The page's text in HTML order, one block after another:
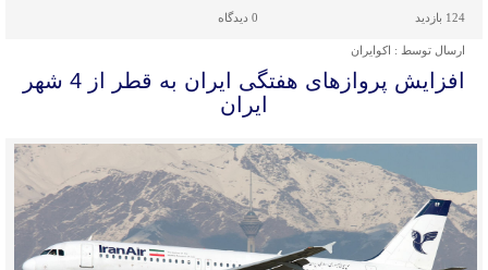
124 بازدید 0 دیدگاه
ارسال توسط : اکوایران
افزایش پروازهای هفتگی ایران به قطر از 4 شهر
ایران